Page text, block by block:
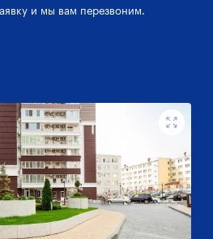
и мы вам перезвоним.